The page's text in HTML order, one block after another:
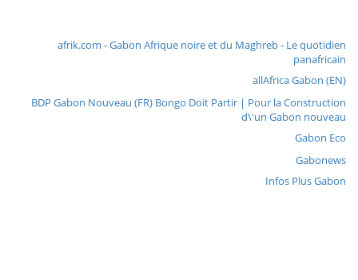
afrik.com - Gabon Afrique noire et du Maghreb - Le quotidien
panafricain
allAfrica Gabon (EN)
BDP Gabon Nouveau (FR) Bongo Doit Partir | Pour la Construction
d\'un Gabon nouveau
Gabon Eco
Gabonews
Infos Plus Gabon